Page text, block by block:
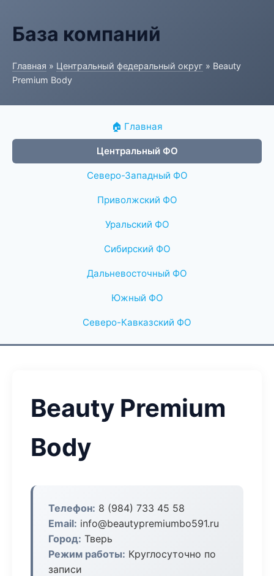
База компаний
Главная » Центральный федеральный округ » Beauty
Premium Body
🏠 Главная
Центральный ФО
Северо-Западный ФО
Приволжский ФО
Уральский ФО
Сибирский ФО
Дальневосточный ФО
Южный ФО
Северо-Кавказский ФО
Beauty Premium
Body
Телефон: 8 (984) 733 45 58
Email: info@beautypremiumbo591.ru
Город: Тверь
Режим работы: Круглосуточно по
записи